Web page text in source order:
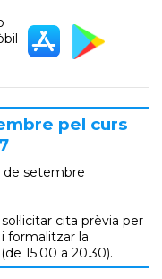
pel curs
de setembre
cita prèvia per
formalitzar la
15.00 a 20.30).